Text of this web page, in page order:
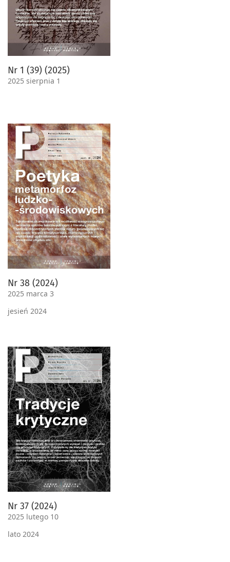
Nr 1 (39) (2025)
2025 sierpnia 1
Nr 38 (2024)
2025 marca 3
jesień 2024
Nr 37 (2024)
2025 lutego 10
lato 2024